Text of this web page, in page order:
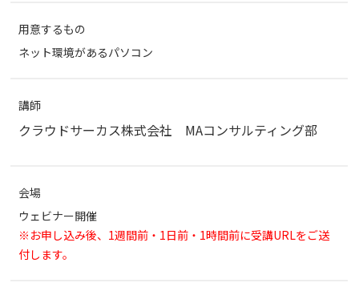
用意するもの
ネット環境があるパソコン
講師
クラウドサーカス株式会社 MAコンサルティング部
会場
ウェビナー開催
※お申し込み後、1週間前・1日前・1時間前に受講URLをご送
付します。